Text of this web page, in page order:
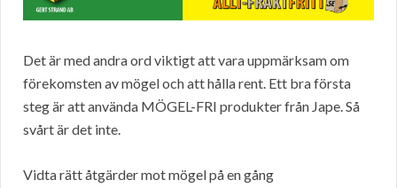
Det är med andra ord viktigt att vara uppmärksam om
förekomsten av mögel och att hålla rent. Ett bra första
steg är att använda MÖGEL-FRI produkter från Jape. Så
svårt är det inte.
Vidta rätt åtgärder mot mögel på en gång